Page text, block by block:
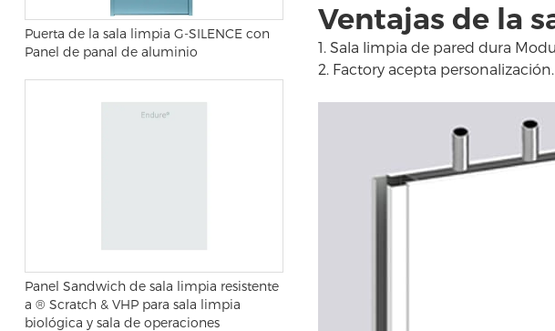
Puerta de la sala limpia G-SILENCE con
Panel de panal de aluminio
Panel Sandwich de sala limpia resistente
a ® Scratch & VHP para sala limpia
biológica y sala de operaciones
Ventajas de la
1. Sala limpia de pared dura
2. Factory acepta personalización.